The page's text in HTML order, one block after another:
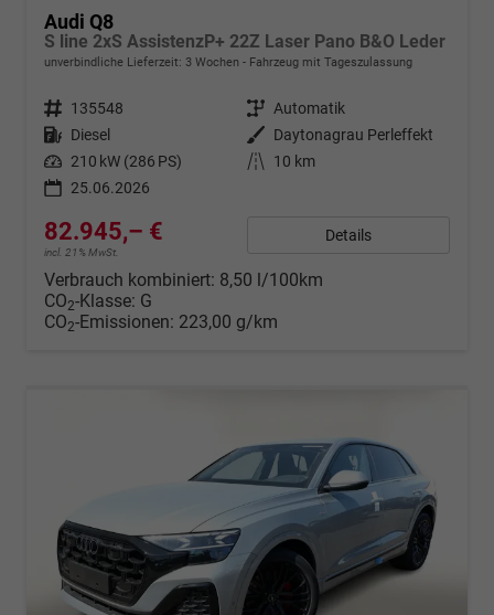
Audi Q8
S line 2xS AssistenzP+ 22Z Laser Pano B&O Leder
unverbindliche Lieferzeit: 3 Wochen Fahrzeug mit Tageszulassung
Fahrzeugnr. 135548 Getriebe Automatik
Kraftstoff Diesel Außenfarbe Daytonagrau Perleffekt
Leistung 210 kW (286 PS) Kilometerstand
10 km
25.06.2026
82.945,– €
incl. 21% MwSt.
Details
Verbrauch kombiniert: 8,50 l/100km
CO2-Klasse: G
CO2-Emissionen: 223,00 g/km